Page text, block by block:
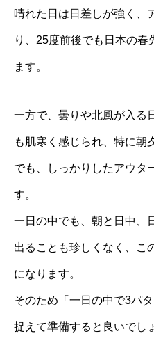
晴れた日は日差しが強く、
り、25度前後でも日本の春
ます。
一方で、曇りや北風が入る
も肌寒く感じられ、特に朝
でも、しっかりしたアウタ
す。
一日の中でも、朝と日中、
出ることも珍しくなく、こ
になります。
そのため「一日の中で3パ
捉えて準備すると良いでし